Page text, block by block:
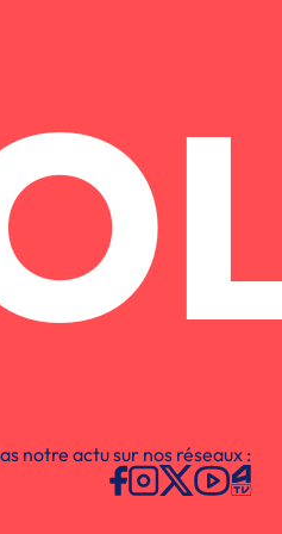
notre actu sur nos réseaux :